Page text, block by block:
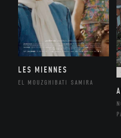
LES MIENNES
EL MOUZGHIBATI SAMIRA